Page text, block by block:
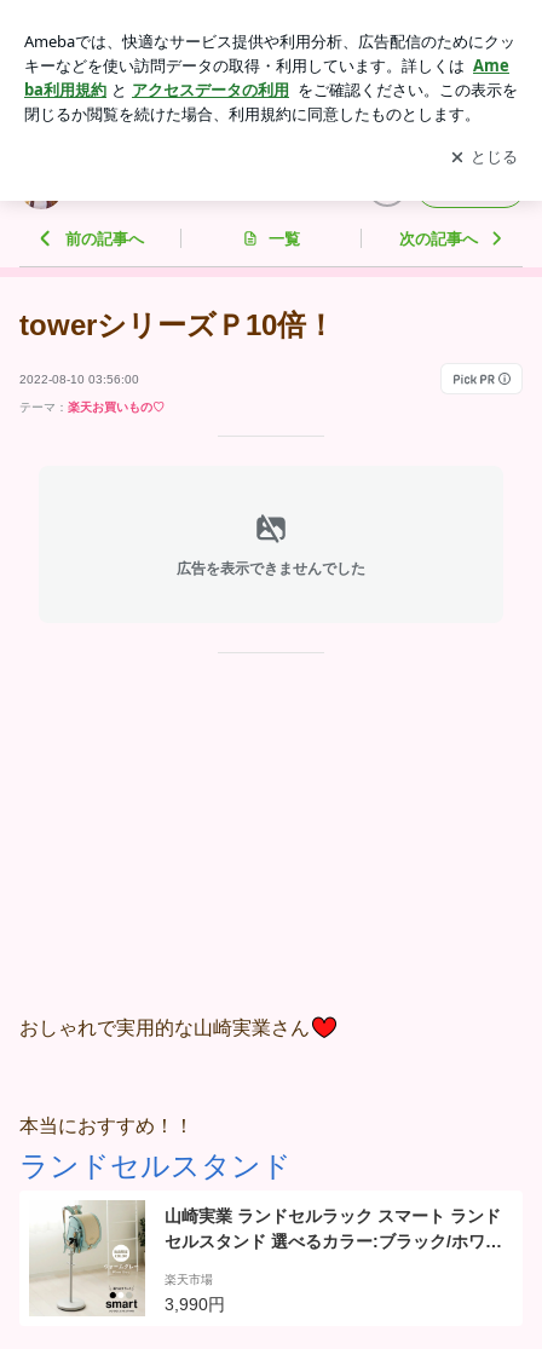
アプリをダウンロードして ブログの更新通知
を受け取りまし
ょう。
開く
前の記事へ 一覧 次の記事へ
towerシリーズＰ10倍！
2022-08-10 03:56:00
テーマ： 楽天お買いもの♡
広告を表示できませんでした
おしゃれで実用的な山崎実業さん
本当におすすめ！！
ランドセルスタンド
山崎実業 ランドセルラック スマート ランド
セルスタンド 選べるカラー:ブラック/ホワイ
ハンガー スリム シンプル おしゃれ リビング
インテリア
楽天市場
3,990円